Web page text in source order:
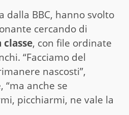
dalla BBC, hanno svolto
cercando di
, con file ordinate
“Facciamo del
nascosti”,
“ma anche se
picchiarmi, ne vale la